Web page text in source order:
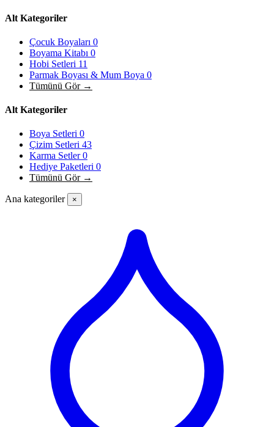
Alt Kategoriler
Çocuk Boyaları 0
Boyama Kitabı 0
Hobi Setleri 11
Parmak Boyası & Mum Boya 0
Tümünü Gör →
Alt Kategoriler
Boya Setleri 0
Çizim Setleri 43
Karma Setler0
Hediye Paketleri 0
Tümünü Gör →
Ana kategoriler ×